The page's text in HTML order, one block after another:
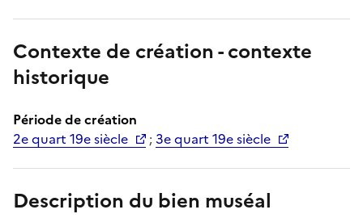
Contexte de création - contexte
historique
Période de création
2e quart 19e siècle
;3e quart 19e siècle
Description du bien muséal